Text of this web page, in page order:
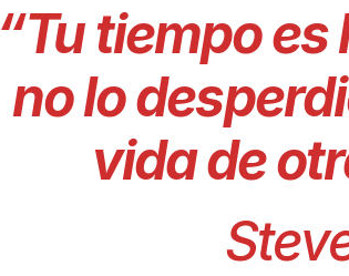
“Tu tiempo
no lo
vida de